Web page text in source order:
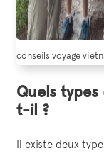
conseils voyage
Quels
t-il ?
Il existe deux